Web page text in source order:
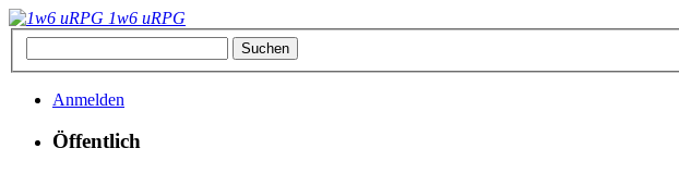
1w6 uRPG
Anmelden
Öffentlich